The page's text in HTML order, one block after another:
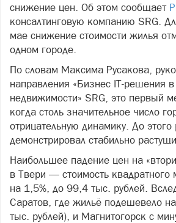
снижение цен. Об этом сообщает
консалтинговую компанию SRG.
мае снижение стоимости жилья
одном городе.
По словам Максима Русакова,
направления «Бизнес IT-решения
недвижимости» SRG, это первый
когда столь значительное число
отрицательную динамику. До
демонстрировал стабильно
Наибольшее падение цен на
в Твери — стоимость квадратного
на 1,5%, до 99,4 тыс. рублей.
Саратов, где жильё подешевело
тыс. рублей), и Магнитогорск с